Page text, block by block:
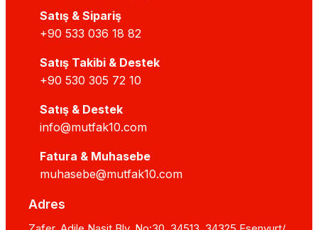
Satış & Sipariş
+90 533 036 18 82
Satış Takibi & Destek
+90 530 305 72 10
Satış & Destek
info@mutfak10.com
Fatura & Muhasebe
muhasebe@mutfak10.com
Adres